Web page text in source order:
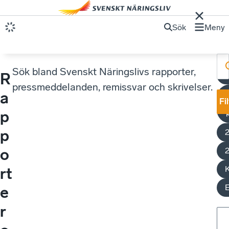
Sök Meny
R
a
p
p
o
rt
e
r
Sök bland Svenskt Näringslivs rapporter,
pressmeddelanden, remissvar och skrivelser.